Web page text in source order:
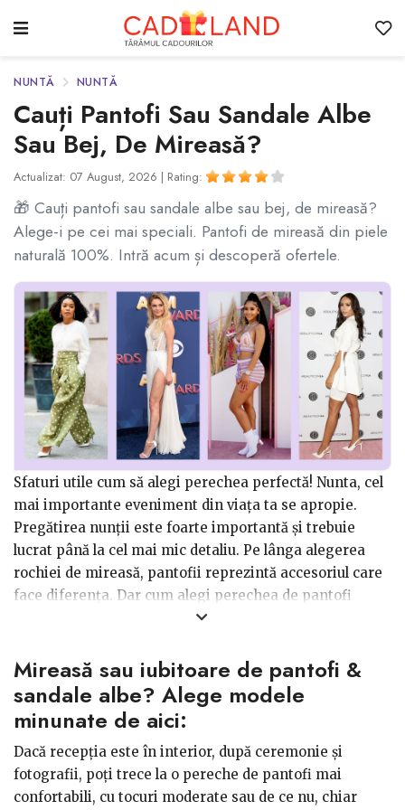
NUNTĂ NUNTĂ
Cauți Pantofi Sau Sandale Albe
Sau Bej, De Mireasă?
Actualizat: 07 August, 2026 | Rating:
🎁 Cauți pantofi sau sandale albe sau bej, de mireasă?
Alege-i pe cei mai speciali. Pantofi de mireasă din piele
naturală 100%. Intră acum și descoperă ofertele.
Sfaturi utile cum să alegi perechea perfectă! Nunta, cel
mai importante eveniment din viața ta se apropie.
Pregătirea nunții este foarte importantă și trebuie
lucrat până la cel mai mic detaliu. Pe lânga alegerea
rochiei de mireasă, pantofii reprezintă accesoriul care
face diferența. Dar cum alegi perechea de pantofi
perfectă, când ai la dispoziție o multitudine de modele
considerare la selectarea pantofilor de nuntă. Dilema
tocuri înalte vs. fără tocuri.
Când vine vorba de pantofii de mireasă, confortul
este cheia!Din păcate, de cele mai multe ori, cei mai
frumosi pantofi nu sunt destul de confortabili pentru a
dansa toată noaptea. Ce trebuie să faci? Evident, orice
Mireasă sau iubitoare de pantofi &
sandale albe? Alege modele
minunate de aici:
Dacă recepția este în interior, după ceremonie și
fotografii, poți trece la o pereche de pantofi mai
confortabili, cu tocuri moderate sau de ce nu, chiar